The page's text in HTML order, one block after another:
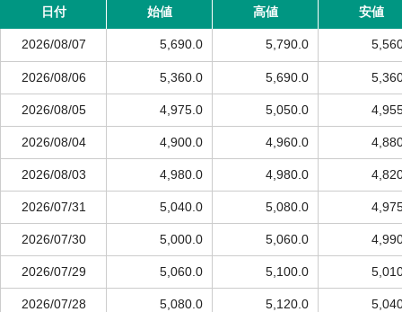
日付 始値 高値 安値
2026/08/07 5,690.0 5,790.0
2026/08/06 5,360.0 5,690.0
2026/08/05 4,975.0 5,050.0
2026/08/04 4,900.0 4,960.0
2026/08/03 4,980.0 4,980.0
2026/07/31 5,040.0 5,080.0
2026/07/30 5,000.0 5,060.0
2026/07/29 5,060.0 5,100.0
2026/07/28 5,080.0 5,120.0